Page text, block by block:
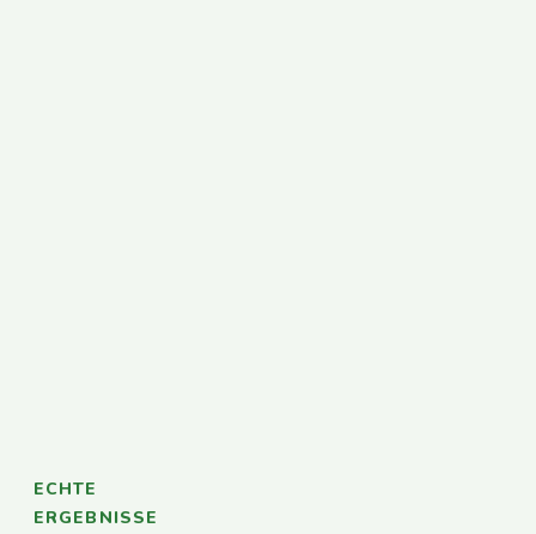
ECHTE
ERGEBNISSE